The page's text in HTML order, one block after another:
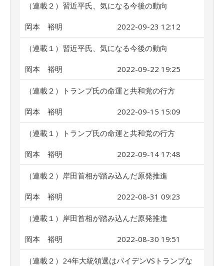
（連載２）習近平氏、気になる今後の動向
岡本 裕明 2022-09-23 12:12
（連載１）習近平氏、気になる今後の動向
岡本 裕明 2022-09-22 19:25
（連載２）トランプ氏の命運と共和党の行方
岡本 裕明 2022-09-15 15:09
（連載１）トランプ氏の命運と共和党の行方
岡本 裕明 2022-09-14 17:48
（連載２）岸田首相が踏み込んだ原発推進
岡本 裕明 2022-08-31 09:23
（連載１）岸田首相が踏み込んだ原発推進
岡本 裕明 2022-08-30 19:51
（連載２）24年大統領選はバイデンVSトランプな